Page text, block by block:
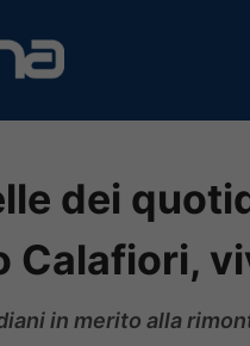
dei
Calafiori,
in merito alla